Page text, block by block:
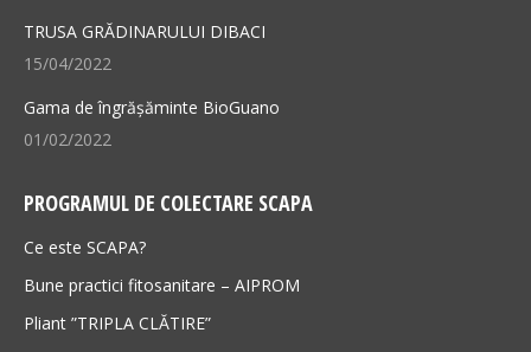
TRUSA GRĂDINARULUI DIBACI
15/04/2022
Gama de îngrășăminte BioGuano
01/02/2022
PROGRAMUL DE COLECTARE SCAPA
Ce este SCAPA?
Bune practici fitosanitare – AIPROM
Pliant ”TRIPLA CLĂTIRE”